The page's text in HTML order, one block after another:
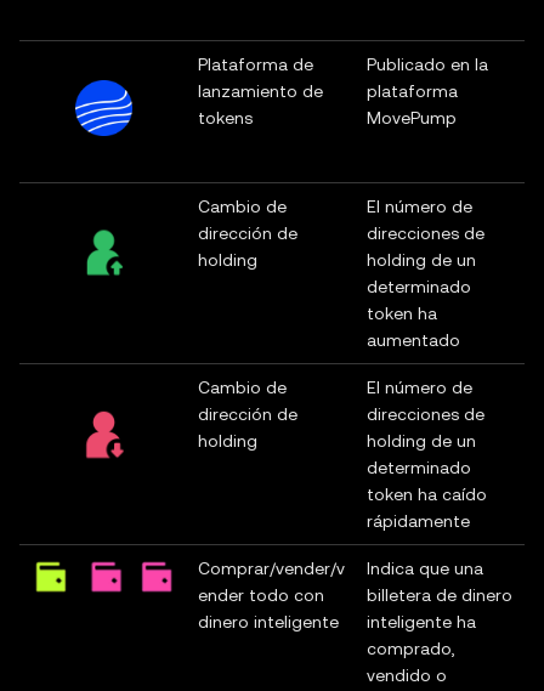
Plataforma de
lanzamiento de
tokens
Publicado en la
plataforma
MovePump
Cambio de
dirección de
holding
El número de
direcciones de
holding de un
determinado
token ha
aumentado
Cambio de
dirección de
holding
El número de
direcciones de
holding de un
determinado
token ha caído
rápidamente
Comprar/vender/v
ender todo con
dinero inteligente
Indica que una
billetera de dinero
inteligente ha
comprado,
vendido o